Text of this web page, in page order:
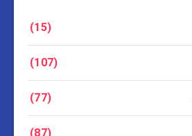
(15)
(107)
(77)
(87)